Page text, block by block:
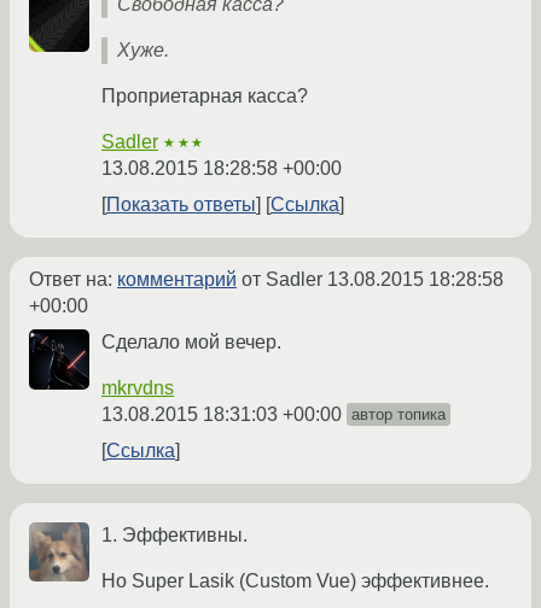
Свободная касса?
Хуже.
Проприетарная касса?
Sadler ★★★
13.08.2015 18:28:58 +00:00
Показать ответы
Ссылка
Ответ на: комментарий от Sadler 13.08.2015 18:28:58
+00:00
Сделало мой вечер.
mkrvdns
13.08.2015 18:31:03 +00:00 автор топика
Ссылка
1. Эффективны.
Но Super Lasik (Custom Vue) эффективнее.